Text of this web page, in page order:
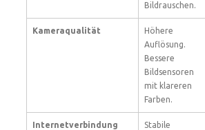
Bildrauschen.
Kameraqualität
Höhere
Auflösung.
Bessere
Bildsensoren
mit klareren
Farben.
Internetverbindung
Stabile